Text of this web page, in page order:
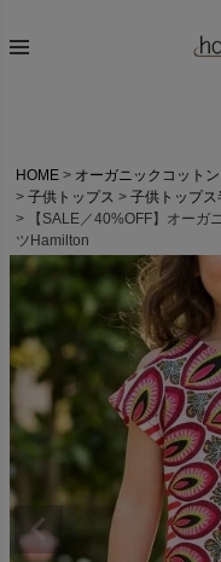
HOME オーガニックコット
子供トップス
子供トップス
【SALE／40%OFF】オーガ
ツHamilton